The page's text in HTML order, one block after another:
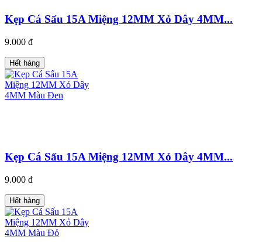
Kẹp Cá Sấu 15A Miệng 12MM Xỏ Dây 4MM...
9.000 đ
Hết hàng
Kẹp Cá Sấu 15A Miệng 12MM Xỏ Dây 4MM...
9.000 đ
Hết hàng